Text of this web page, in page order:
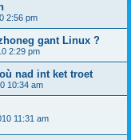
2:56 pm
gant Linux ?
2:29 pm
nad int ket troet
10:34 am
11:31 am